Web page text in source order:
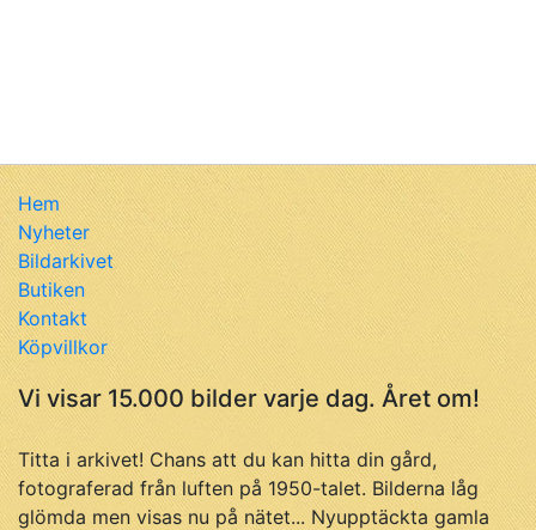
Hem
Nyheter
Bildarkivet
Butiken
Kontakt
Köpvillkor
Vi visar 15.000 bilder varje dag. Året om!
Titta i arkivet! Chans att du kan hitta din gård,
fotograferad från luften på 1950-talet. Bilderna låg
glömda men visas nu på nätet... Nyupptäckta gamla